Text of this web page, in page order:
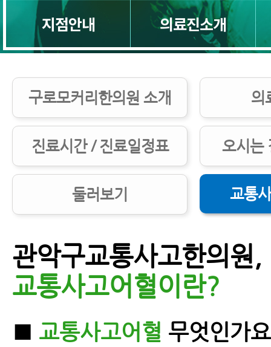
지점안내 의료진소개
구로모커리한의원 소개 의
진료시간 / 진료일정표 오시는
둘러보기 교통
관악구교통사고한의원,
교통사고어혈이란?
■ 교통사고어혈 무엇인가